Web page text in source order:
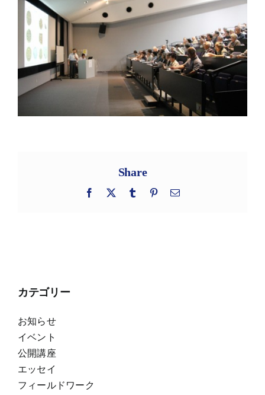
Share
Facebook
X Tumblr Pinterest
電
カテゴリー
お知らせ
イベント
公開講座
エッセイ
フィールドワーク